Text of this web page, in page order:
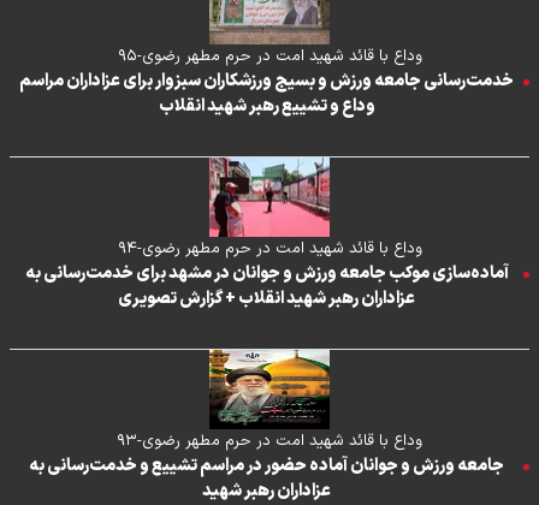
وداع با قائد شهید امت در حرم مطهر رضوی-۹۵
خدمت‌رسانی جامعه ورزش و بسیج ورزشکاران سبزوار برای عزاداران مراسم
وداع و تشییع رهبر شهید انقلاب
وداع با قائد شهید امت در حرم مطهر رضوی-۹۴
آماده‌سازی موکب جامعه ورزش و جوانان در مشهد برای خدمت‌رسانی به
عزاداران رهبر شهید انقلاب + گزارش تصویری
وداع با قائد شهید امت در حرم مطهر رضوی-۹۳
جامعه ورزش و جوانان آماده حضور در مراسم تشییع و خدمت‌رسانی به
عزاداران رهبر شهید